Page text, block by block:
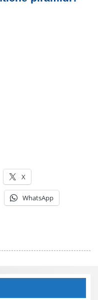
X
WhatsApp